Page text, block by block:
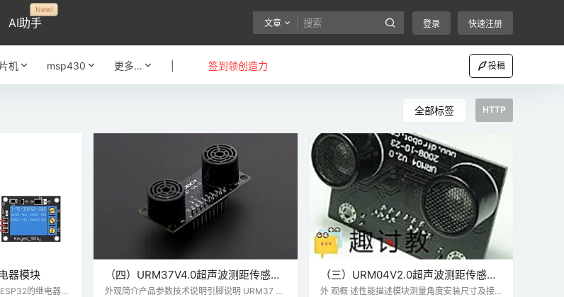
AI助手
New!
文章 登录 快速注册
机 msp430 更多… 签到领创造力 投稿
全部标签 HTTP
器模块
的继电器模
（四）URM37V4.0超声波测距传感器
—Arduino超声波传感器
外观简介产品参数技术说明引脚说明 URM37 V
（三）URM04V2.0超声波测距传感器
—Arduino超声波传感器
外 观概 述性能描述模块测量角度安装尺寸及接